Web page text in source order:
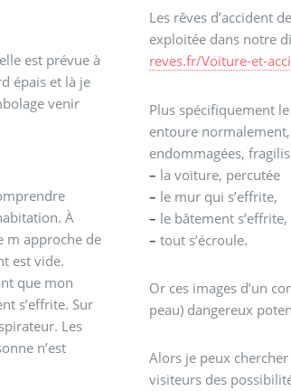
est prévue à
épais et là je
venir
À
m approche de
est vide.
que mon
s’effrite. Sur
Les
n’est
Les rêves d’accident
exploitée dans notre
reves.fr/Voiture-et-
Plus spécifiquement
entoure
endommagées,
– la voiture, percutée
– le mur qui s’effrite,
– le bâtement s’effrite,
– tout s’écroule.
Or ces images d’un
peau) dangereux
Alors je peux
visiteurs des